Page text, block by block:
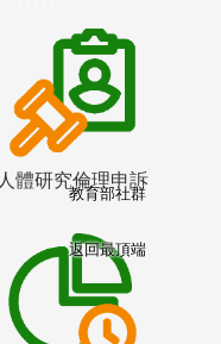
人體研究倫理申訴
教育部社群
返回最頂端